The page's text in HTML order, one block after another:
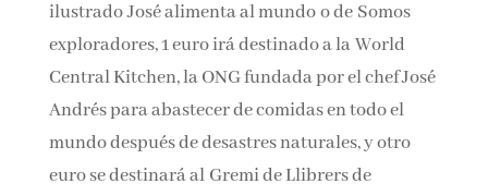
ilustrado José alimenta al mundo o de Somos
exploradores, 1 euro irá destinado a la World
Central Kitchen, la ONG fundada por el chef José
Andrés para abastecer de comidas en todo el
mundo después de desastres naturales, y otro
euro se destinará al Gremi de Llibrers de